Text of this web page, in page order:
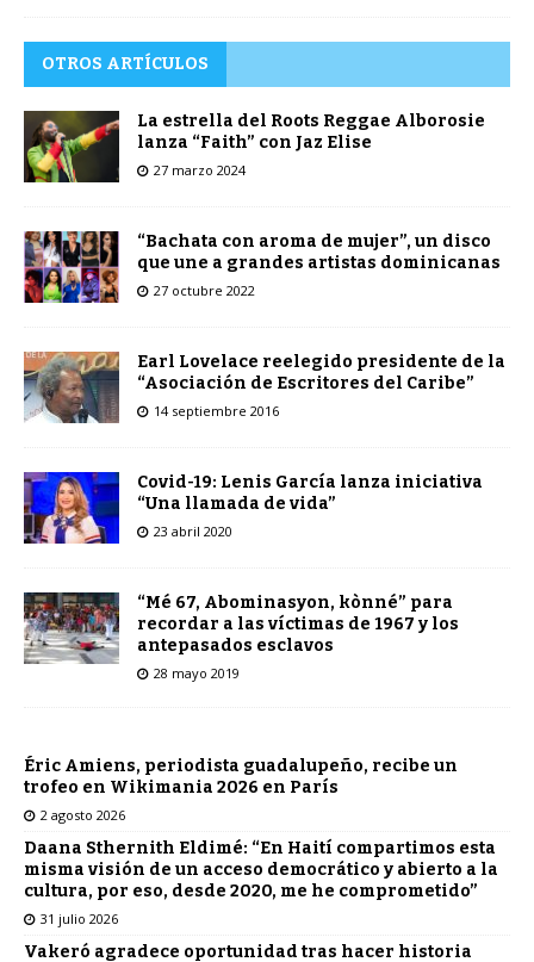
OTROS ARTÍCULOS
La estrella del Roots Reggae Alborosie
lanza “Faith” con Jaz Elise
27 marzo 2024
“Bachata con aroma de mujer”, un disco
que une a grandes artistas dominicanas
27 octubre 2022
Earl Lovelace reelegido presidente de la
“Asociación de Escritores del Caribe”
14 septiembre 2016
Covid-19: Lenis García lanza iniciativa
“Una llamada de vida”
23 abril 2020
“Mé 67, Abominasyon, kònné” para
recordar a las víctimas de 1967 y los
antepasados ​​esclavos
28 mayo 2019
Éric Amiens, periodista guadalupeño, recibe un
trofeo en Wikimania 2026 en París
2 agosto 2026
Daana Sthernith Eldimé: “En Haití compartimos esta
misma visión de un acceso democrático y abierto a la
cultura, por eso, desde 2020, me he comprometido”
31 julio 2026
Vakeró agradece oportunidad tras hacer historia